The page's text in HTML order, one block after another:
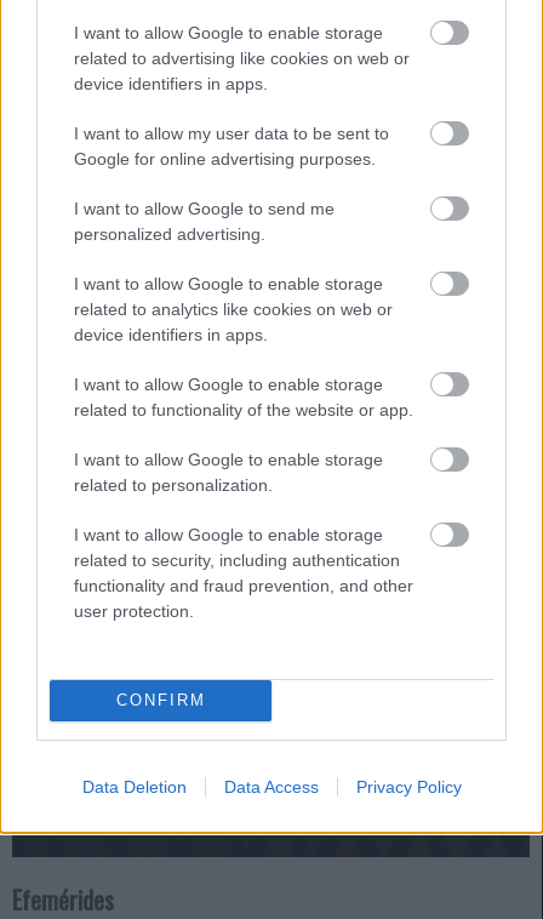
I want to allow Google to enable storage
related to advertising like cookies on web or
device identifiers in apps.
I want to allow my user data to be sent to
Google for online advertising purposes.
I want to allow Google to send me
personalized advertising.
I want to allow Google to enable storage
related to analytics like cookies on web or
device identifiers in apps.
I want to allow Google to enable storage
related to functionality of the website or app.
I want to allow Google to enable storage
related to personalization.
I want to allow Google to enable storage
related to security, including authentication
functionality and fraud prevention, and other
user protection.
CONFIRM
Data Deletion Data Access Privacy Policy
En cuanto a valores de mercado, la plantilla del Barcelona
es más cara que la rojiblanca. Los blaugranas tienen un
valor actual de 106 millones de euros, por 82,5 la del
Atlético. Messi es el futbolista más valioso de con un precio
de 19,3 millones, seguido por Luis Suárez con 13,6 y Joao
Efemérides